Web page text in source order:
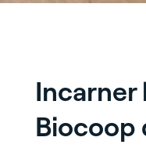
Incarner
Biocoop